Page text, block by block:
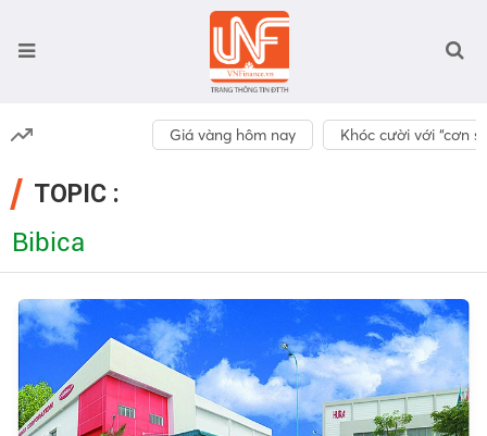
Giá vàng hôm nay Khóc cười với “cơn
TOPIC :
Bibica